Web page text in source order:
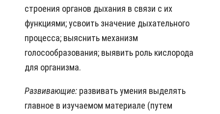
строения органов дыхания в связи с их
функциями; усвоить значение дыхательного
процесса; выяснить механизм
голосообразования; выявить роль кислорода
для организма.
Развивающие: развивать умения выделять
главное в изучаемом материале (путем